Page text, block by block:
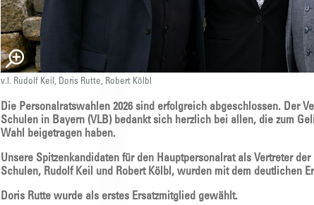
v.l. Rudolf Keil, Doris Rutte, Robert Kölbl
Die Personalratswahlen 2026 sind erfolgreich abgeschlossen. Der
Schulen in Bayern (VLB) bedankt sich herzlich bei allen, die zum
Wahl beigetragen haben.
Unsere Spitzenkandidaten für den Hauptpersonalrat als Vertreter
Schulen, Rudolf Keil und Robert Kölbl, wurden mit dem deutlichen
Doris Rutte wurde als erstes Ersatzmitglied gewählt.